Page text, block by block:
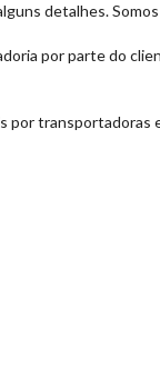
detalhes.
por parte do
por transportadoras